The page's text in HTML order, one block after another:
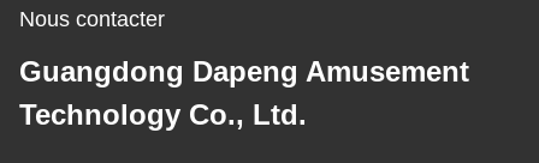
Nous contacter
Guangdong Dapeng Amusement
Technology Co., Ltd.